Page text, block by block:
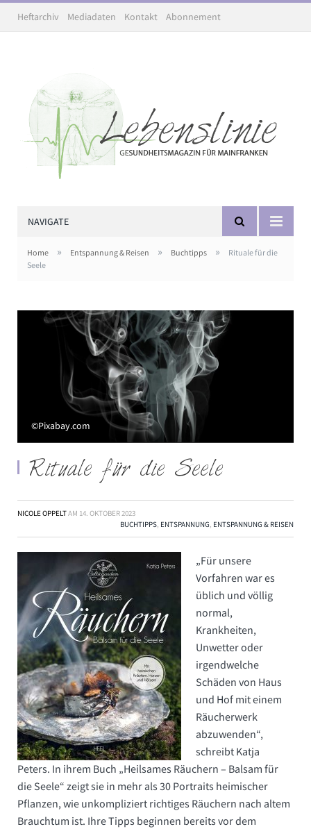
Heftarchiv Mediadaten Kontakt Abonnement
NAVIGATE
Home » Entspannung & Reisen » Buchtipps »
Rituale für die
Seele
©Pixabay.com
Rituale für die Seele
NICOLE OPPELTAM 14. OKTOBER 2023
BUCHTIPPS, ENTSPANNUNG, ENTSPANNUNG & REISEN
„Für unsere
Vorfahren war es
üblich und völlig
normal,
Krankheiten,
Unwetter oder
irgendwelche
Schäden von Haus
und Hof mit einem
Räucherwerk
abzuwenden“,
schreibt Katja
Peters. In ihrem Buch „Heilsames Räuchern – Balsam für
die Seele“ zeigt sie in mehr als 30 Portraits heimischer
Pflanzen, wie unkompliziert richtiges Räuchern nach altem
Brauchtum ist. Ihre Tipps beginnen bereits vor dem